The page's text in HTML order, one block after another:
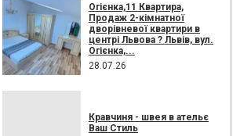
Огієнка,11 Квартира,
Продаж 2-кімнатної
дворівневої квартири в
центрі Львова ? Львів, вул.
Огієнка,...
28.07.26
Кравчиня - швея в ательє
Ваш Стиль